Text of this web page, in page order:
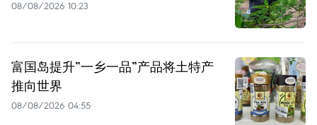
08/08/2026 10:23
富国岛提升”一乡一品”产品将土特产
推向世界
08/08/2026 04:55